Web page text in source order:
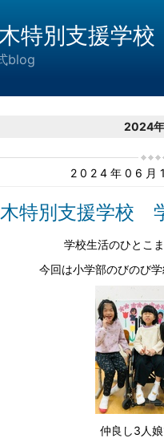
特別支援学校
blog
2024
2024年06月
特別支援学校
学校生活のひとこ
今回は小学部のびのび
仲良し3人